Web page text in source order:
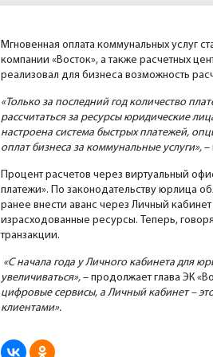
Мгновенная оплата коммунальных услуг
компании «Восток», а также расчетных
реализовал для бизнеса возможность
«Только за последний год количество
рассчитаться за ресурсы юридические
настроена система быстрых платежей,
оплат бизнеса за коммунальные услуги», –
Процент расчетов через виртуальный
платежи». По законодательству юрлица
ранее внести аванс через Личный
израсходованные ресурсы. Теперь,
транзакции.
«С начала года у Личного кабинета для
увеличиваться», – продолжает глава ЭК
цифровые сервисы, а Личный кабинет –
клиентами».